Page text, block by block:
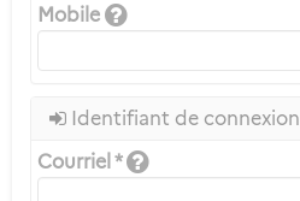
Mobile
Identifiant de connexion
Courriel *